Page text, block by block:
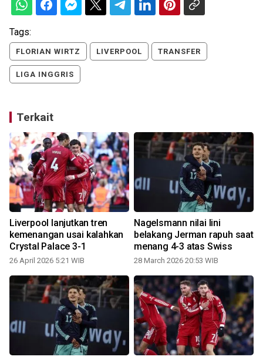
Tags:
FLORIAN WIRTZ LIVERPOOL TRANSFER
LIGA INGGRIS
Terkait
Liverpool lanjutkan tren
kemenangan usai kalahkan
Crystal Palace 3-1
26 April 2026 5:21 WIB
Nagelsmann nilai lini
belakang Jerman rapuh saat
menang 4-3 atas Swiss
28 March 2026 20:53 WIB